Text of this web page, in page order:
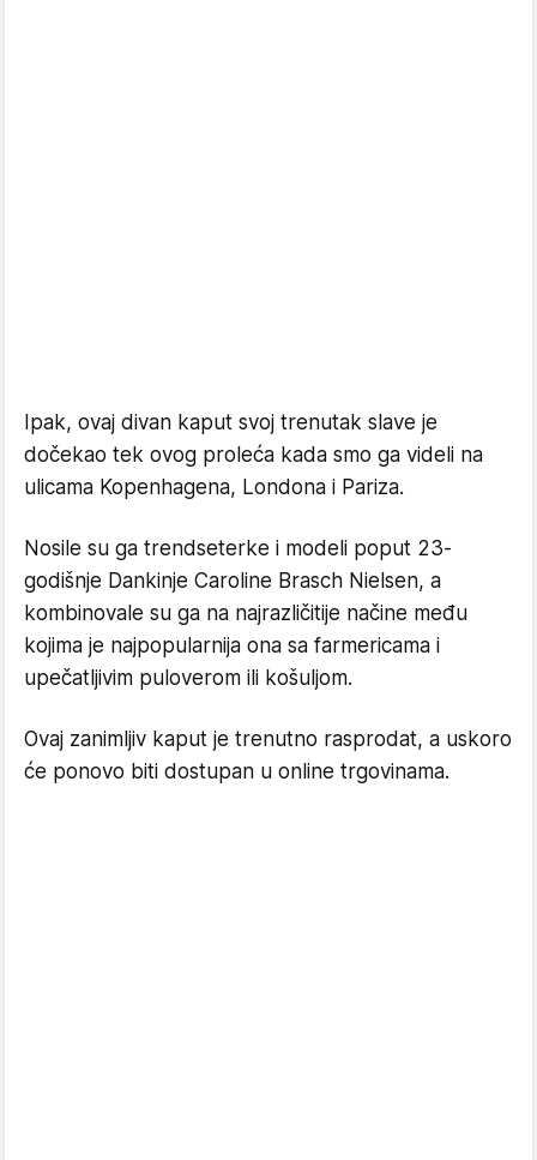
Ipak, ovaj divan kaput svoj trenutak slave je
dočekao tek ovog proleća kada smo ga videli na
ulicama Kopenhagena, Londona i Pariza.
Nosile su ga trendseterke i modeli poput 23-
godišnje Dankinje Caroline Brasch Nielsen, a
kombinovale su ga na najrazličitije načine među
kojima je najpopularnija ona sa farmericama i
upečatljivim puloverom ili košuljom.
Ovaj zanimljiv kaput je trenutno rasprodat, a uskoro
će ponovo biti dostupan u online trgovinama.